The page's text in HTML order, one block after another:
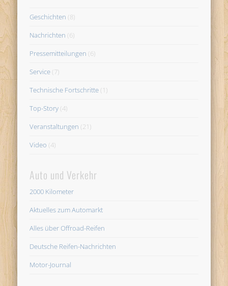
Geschichten (8)
Nachrichten (6)
Pressemitteilungen (6)
Service (7)
Technische Fortschritte (1)
Top-Story (4)
Veranstaltungen (21)
Video (4)
Auto und Verkehr
2000 Kilometer
Aktuelles zum Automarkt
Alles über Offroad-Reifen
Deutsche Reifen-Nachrichten
Motor-Journal